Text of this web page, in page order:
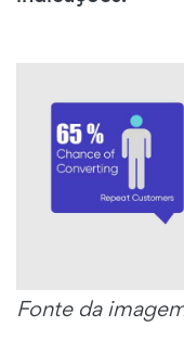
Fonte da